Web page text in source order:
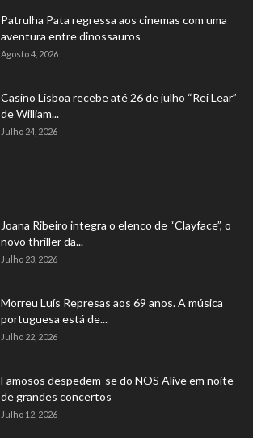
Patrulha Pata regressa aos cinemas com uma
aventura entre dinossauros
Agosto 4, 2026
Casino Lisboa recebe até 26 de julho “Rei Lear”
de William...
Julho 24, 2026
Joana Ribeiro integra o elenco de “Clayface”, o
novo thriller da...
Julho 23, 2026
Morreu Luís Represas aos 69 anos. A música
portuguesa está de...
Julho 22, 2026
Famosos despedem-se do NOS Alive em noite
de grandes concertos
Julho 12, 2026